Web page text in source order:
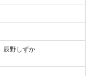
辰野しずか